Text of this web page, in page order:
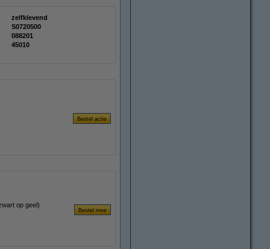
zelfklevend
S0720500
088201
45010
op geel)